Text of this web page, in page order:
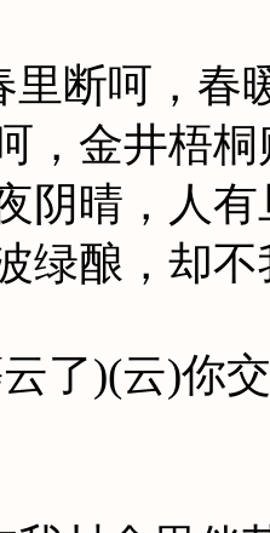
断呵，春
，金井梧
阴晴，人
绿酿，却
)你交村